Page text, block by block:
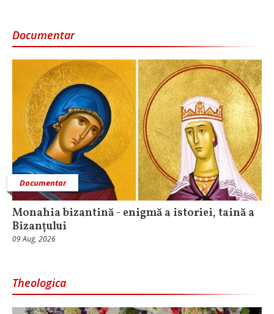
Documentar
Documentar
Monahia bizantină - enigmă a istoriei, taină a
Bizanțului
09 Aug, 2026
Theologica